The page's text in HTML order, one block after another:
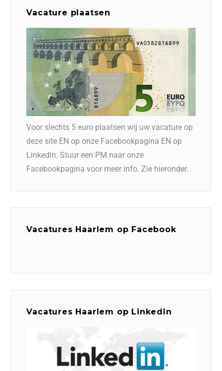
Vacature plaatsen
Voor slechts 5 euro plaatsen wij uw vacature op
deze site EN op onze Facebookpagina EN op
Linkedin. Stuur een PM naar onze
Facebookpagina voor meer info. Zie hieronder.
Vacatures Haarlem op Facebook
Vacatures Haarlem op LinkedIn